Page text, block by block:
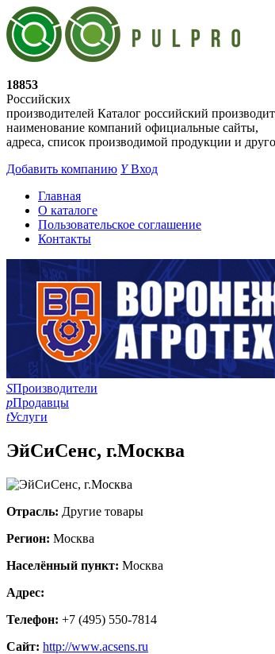
18853
Российских
производителей Каталог российский
наименование компаний официальные сайты,
адреса, список производимой продукции и
Добавить компанию YВход
Главная
О каталоге
Пользовательское соглашение
Контакты
SПроизводители
pПродавцы
tУслуги
ЭйСиСенс, г.Москва
Отрасль: Другие товары
Регион: Москва
Населённый пункт: Москва
Адрес:
Телефон: +7 (495) 550-7814
Сайт: http://www.acsens.ru